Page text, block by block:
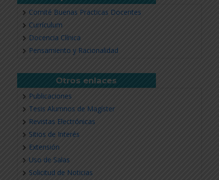
Comité Buenas Practicas Docentes
Currículum
Docencia Clínica
Pensamiento y Racionalidad
Otros enlaces
Publicaciones
Tesis Alumnos de Magíster
Revistas Electrónicas
Sitios de Interés
Extensión
Uso de Salas
Solicitud de Noticias